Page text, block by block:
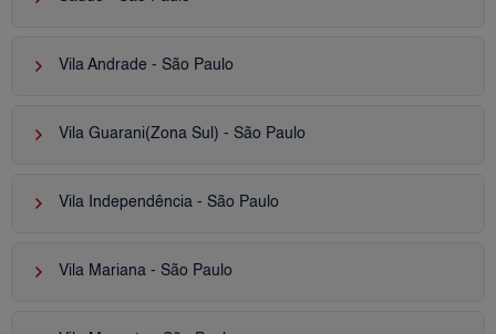
keyboard_arrow_right Vila Andrade - São Paulo
keyboard_arrow_right Vila Guarani(Zona Sul) - São Paulo
keyboard_arrow_right Vila Independência - São Paulo
keyboard_arrow_right Vila Mariana - São Paulo